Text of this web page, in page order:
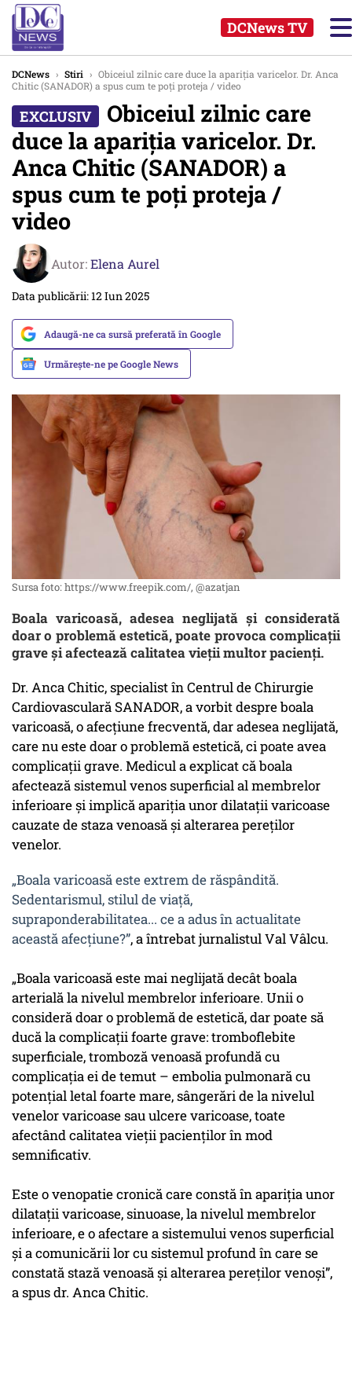
DCNews TV
DCNews › Stiri › Obiceiul zilnic care duce la apariția varicelor. Dr. Anca
Chitic (SANADOR) a spus cum te poți proteja / video
Obiceiul zilnic care
duce la apariția varicelor. Dr.
Anca Chitic (SANADOR) a
spus cum te poți proteja /
video
Autor:Elena Aurel
Data publicării: 12 Iun 2025
Adaugă-ne ca sursă preferată în Google
Urmărește-ne pe Google News
Sursa foto: https://www.freepik.com/, @azatjan
Boala varicoasă, adesea neglijată și considerată
doar o problemă estetică, poate provoca complicații
grave și afectează calitatea vieții multor pacienți.
Dr. Anca Chitic, specialist în Centrul de Chirurgie
Cardiovasculară SANADOR, a vorbit despre boala
varicoasă, o afecțiune frecventă, dar adesea neglijată,
care nu este doar o problemă estetică, ci poate avea
complicații grave. Medicul a explicat că boala
afectează sistemul venos superficial al membrelor
inferioare și implică apariția unor dilatații varicoase
cauzate de staza venoasă și alterarea pereților
venelor.
„Boala varicoasă este extrem de răspândită.
Sedentarismul, stilul de viață,
supraponderabilitatea... ce a adus în actualitate
această afecțiune?”, a întrebat jurnalistul Val Vâlcu.
„Boala varicoasă este mai neglijată decât boala
arterială la nivelul membrelor inferioare. Unii o
consideră doar o problemă de estetică, dar poate să
ducă la complicații foarte grave: tromboflebite
superficiale, tromboză venoasă profundă cu
complicația ei de temut – embolia pulmonară cu
potențial letal foarte mare, sângerări de la nivelul
venelor varicoase sau ulcere varicoase, toate
afectând calitatea vieții pacienților în mod
semnificativ.
Este o venopatie cronică care constă în apariția unor
dilatații varicoase, sinuoase, la nivelul membrelor
inferioare, e o afectare a sistemului venos superficial
și a comunicării lor cu sistemul profund în care se
constată stază venoasă și alterarea pereților venoși”,
a spus dr. Anca Chitic.